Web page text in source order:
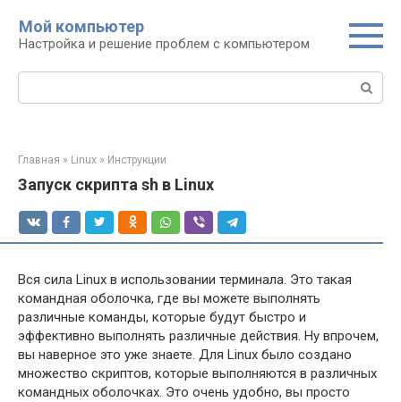
контенту
Мой компьютер
Настройка и решение проблем с компьютером
Поиск:
Главная » Linux » Инструкции
Запуск скрипта sh в Linux
Вся сила Linux в использовании терминала. Это такая
командная оболочка, где вы можете выполнять
различные команды, которые будут быстро и
эффективно выполнять различные действия. Ну впрочем,
вы наверное это уже знаете. Для Linux было создано
множество скриптов, которые выполняются в различных
командных оболочках. Это очень удобно, вы просто